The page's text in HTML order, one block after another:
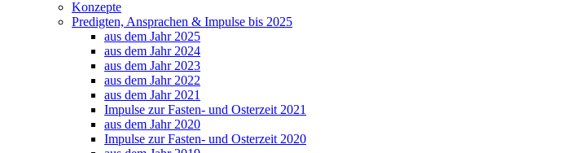
Konzepte
Predigten, Ansprachen & Impulse bis 2025
aus dem Jahr 2025
aus dem Jahr 2024
aus dem Jahr 2023
aus dem Jahr 2022
aus dem Jahr 2021
Impulse zur Fasten- und Osterzeit 2021
aus dem Jahr 2020
Impulse zur Fasten- und Osterzeit 2020